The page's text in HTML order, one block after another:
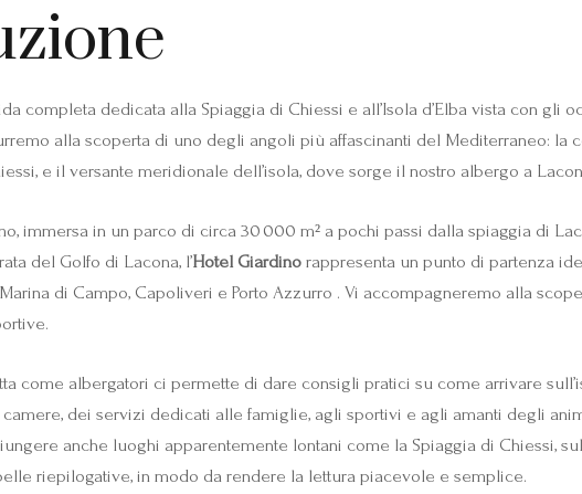
completa dedicata alla Spiaggia di Chiessi e all’Isola d’Elba vista con gli
alla scoperta di uno degli angoli più affascinanti del Mediterraneo: la
e il versante meridionale dell’isola, dove sorge il nostro albergo a
immersa in un parco di circa 30 000 m² a pochi passi dalla spiaggia di
del Golfo di Lacona, l’Hotel Giardino rappresenta un punto di partenza
di Campo, Capoliveri e Porto Azzurro . Vi accompagneremo alla
come albergatori ci permette di dare consigli pratici su come arrivare
dei servizi dedicati alle famiglie, agli sportivi e agli amanti degli
anche luoghi apparentemente lontani come la Spiaggia di Chiessi,
riepilogative, in modo da rendere la lettura piacevole e semplice.